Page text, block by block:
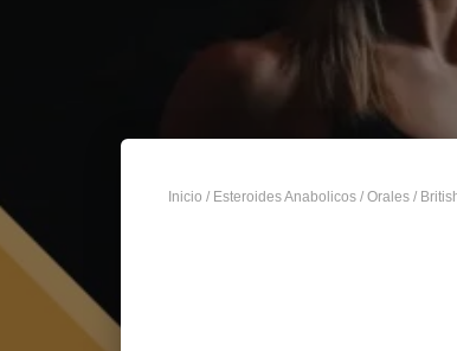
Inicio / Esteroides Anabolicos / Orales /